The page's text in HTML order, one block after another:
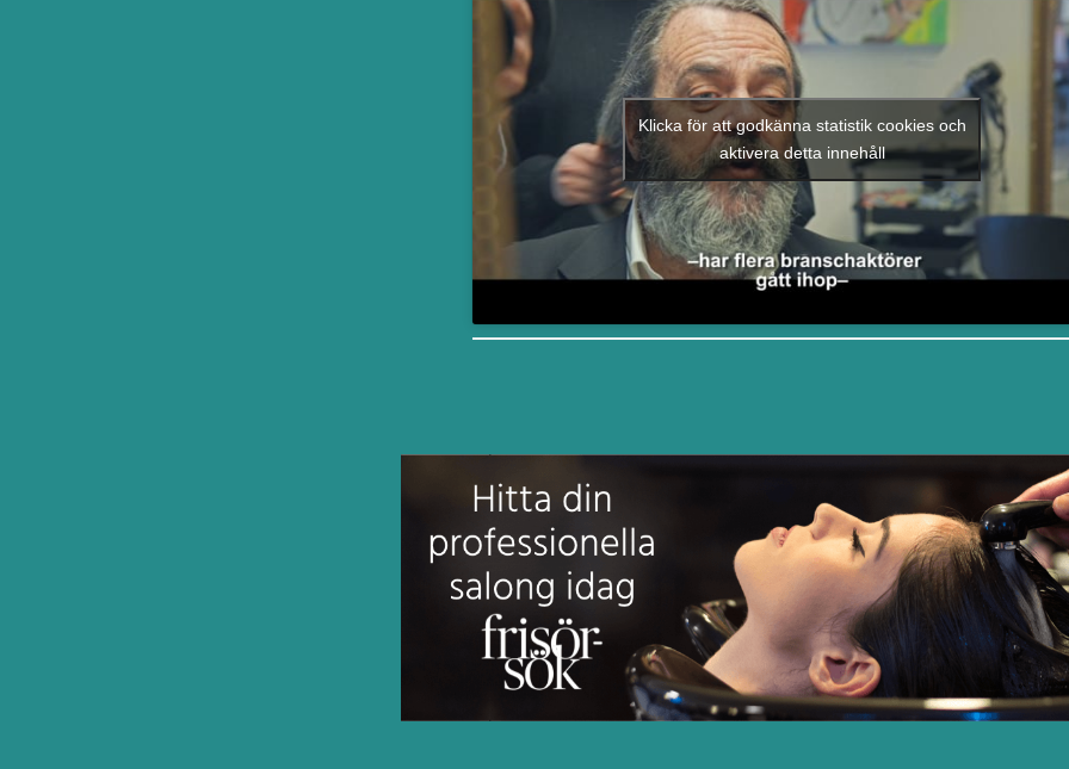
Klicka för att godkänna statistik cookies och
aktivera detta innehåll